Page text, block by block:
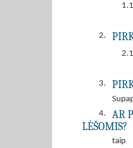
2.
3.
4.
AR
LĖŠOMIS?
taip